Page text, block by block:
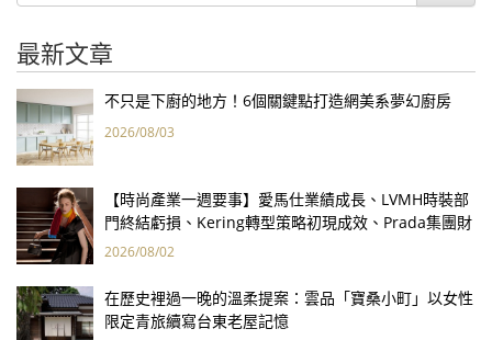
最新文章
不只是下廚的地方！6個關鍵點打造網美系夢幻廚房
2026/08/03
【時尚產業一週要事】愛馬仕業績成長、LVMH時裝部
門終結虧損、Kering轉型策略初現成效、Prada集團財
報亮眼
2026/08/02
在歷史裡過一晚的溫柔提案：雲品「寶桑小町」以女性
限定青旅續寫台東老屋記憶